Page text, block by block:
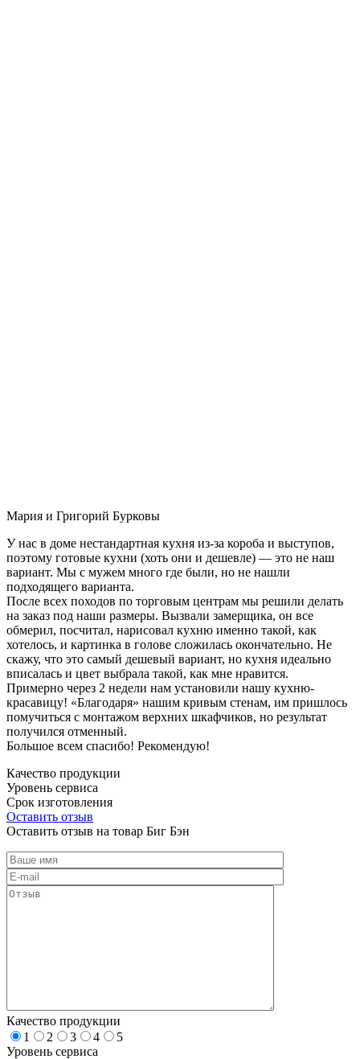
Мария и Григорий Бурковы
У нас в доме нестандартная кухня из-за короба и выступов,
поэтому готовые кухни (хоть они и дешевле) — это не наш
вариант. Мы с мужем много где были, но не нашли
подходящего варианта.
После всех походов по торговым центрам мы решили делать
на заказ под наши размеры. Вызвали замерщика, он все
обмерил, посчитал, нарисовал кухню именно такой, как
хотелось, и картинка в голове сложилась окончательно. Не
скажу, что это самый дешевый вариант, но кухня идеально
вписалась и цвет выбрала такой, как мне нравится.
Примерно через 2 недели нам установили нашу кухню-
красавицу! «Благодаря» нашим кривым стенам, им пришлось
помучиться с монтажом верхних шкафчиков, но результат
получился отменный.
Большое всем спасибо! Рекомендую!
Качество продукции
Уровень сервиса
Срок изготовления
Оставить отзыв
Оставить отзыв на товар Биг Бэн
Качество продукции
1
2 3 4
5
Уровень сервиса